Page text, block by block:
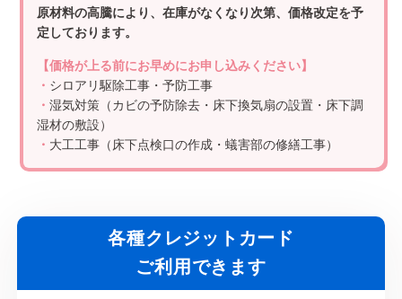
原材料の高騰により、在庫がなくなり次第、価格改定を予
定しております。
【価格が上る前にお早めにお申し込みください】
・ シロアリ駆除工事・予防工事
・湿気対策（カビの予防除去・床下換気扇の設置・床下調
湿材の敷設）
・ 大工工事（床下点検口の作成・蟻害部の修繕工事）
各種クレジットカード
ご利用できます